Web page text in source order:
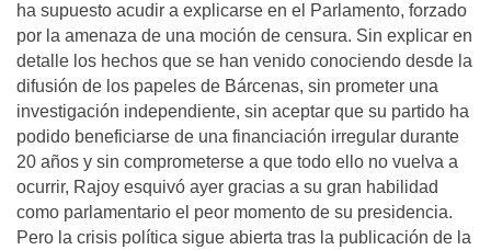
ha supuesto acudir a explicarse en el Parlamento, forzado
por la amenaza de una moción de censura. Sin explicar en
detalle los hechos que se han venido conociendo desde la
difusión de los papeles de Bárcenas, sin prometer una
investigación independiente, sin aceptar que su partido ha
podido beneficiarse de una financiación irregular durante
20 años y sin comprometerse a que todo ello no vuelva a
ocurrir, Rajoy esquivó ayer gracias a su gran habilidad
como parlamentario el peor momento de su presidencia.
Pero la crisis política sigue abierta tras la publicación de la